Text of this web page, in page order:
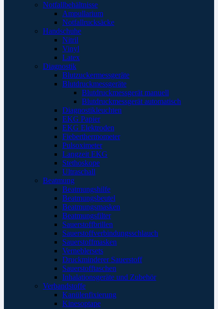
Notfallbehältnisse
Ampullarium
Notfallrucksäcke
Handschuhe
Nitril
Vinyl
Latex
Diagnostik
Blutzuckermessgeräte
Blutdruckmessgeräte
Blutdruckmessgerät manuell
Blutdruckmessgerät automatisch
Diagnostikleuchten
EKG Papier
EKG Elektroden
Fieberthermometer
Pulsoximeter
Langzeit EKG
Stethoskope
Ultraschall
Beatmung
Beatmungshilfe
Beatmungsbeutel
Beatmungsmasken
Beatmungsfilter
Sauerstoffbrillen
Sauerstoffverbindungsschlauch
Sauerstoffmasken
Verneblersets
Druckminderer Sauerstoff
Sauerstofftaschen
Inhalationsgeräte und Zubehör
Verbandstoffe
Kanülenfixierung
Kinesoptape